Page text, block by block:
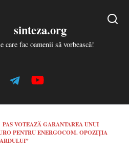
sinteza.org
care fac oamenii să vorbească!
PAS VOTEAZĂ GARANTAREA UNUI
PENTRU ENERGOCOM. OPOZIȚIA